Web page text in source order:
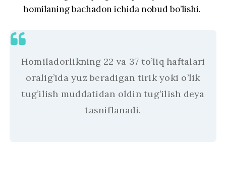
homilaning bachadon ichida nobud bo’lishi.
Homiladorlikning 22 va 37 to’liq haftalari
oralig’ida yuz beradigan tirik yoki o’lik
tug’ilish muddatidan oldin tug’ilish deya
tasniflanadi.